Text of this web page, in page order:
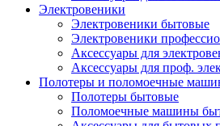
Электровеники
Электровеники бытовые
Электровеники
Аксессуары для
Аксессуары для проф.
Полотеры и поломоечные
Полотеры бытовые
Поломоечные машины